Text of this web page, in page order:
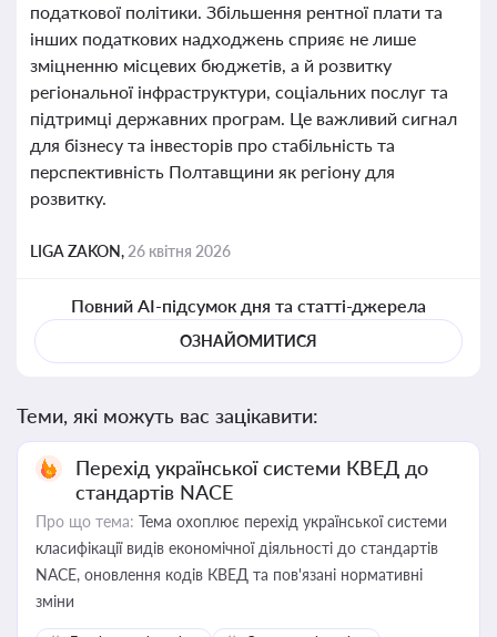
податкової політики. Збільшення рентної плати та
інших податкових надходжень сприяє не лише
зміцненню місцевих бюджетів, а й розвитку
регіональної інфраструктури, соціальних послуг та
підтримці державних програм. Це важливий сигнал
для бізнесу та інвесторів про стабільність та
перспективність Полтавщини як регіону для
розвитку.
LIGA ZAKON, 26 квітня 2026
Повний AI-підсумок дня та статті-джерела
ОЗНАЙОМИТИСЯ
Теми, які можуть вас зацікавити:
Перехід української системи КВЕД до
стандартів NACE
Про що тема: Тема охоплює перехід української системи
класифікації видів економічної діяльності до стандартів
NACE, оновлення кодів КВЕД та пов'язані нормативні
зміни